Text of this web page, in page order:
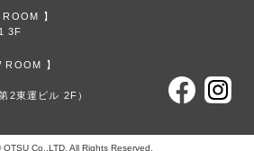
3F
ROOM
2東運ビル 2F）
Co.,LTD. All Rights Reserved.